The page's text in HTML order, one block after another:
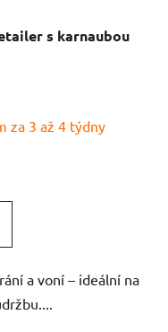
s karnaubou
za 3 až 4 týdny
a voní – ideální na